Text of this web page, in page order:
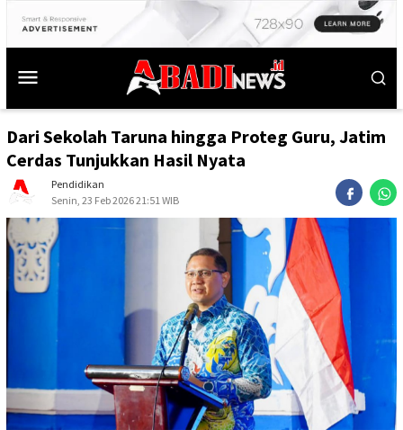
‎Dari Sekolah Taruna hingga Proteg Guru, Jatim
Cerdas Tunjukkan Hasil Nyata
Pendidikan
Senin, 23 Feb 2026 21:51 WIB